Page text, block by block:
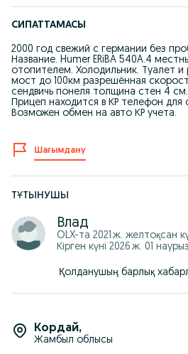
СИПАТТАМАСЫ
2000 год свежий с германии без
Название. Humer ERiBA 540A.4
отопителем. Холодильник. Туалет и
мост до 100км разрешённая
сендвичь понеля толщина стен 4 см.
Прицеп находится в КР телефон для
Возможен обмен на авто КР учета.
Шағымдану
ТҰТЫНУШЫ
Влад
OLX-та 2021 ж. желтоқсан
Кірген күні 2026 ж. 01 наурыз
Қолданушың барлық
Кордай,
Жамбыл облысы